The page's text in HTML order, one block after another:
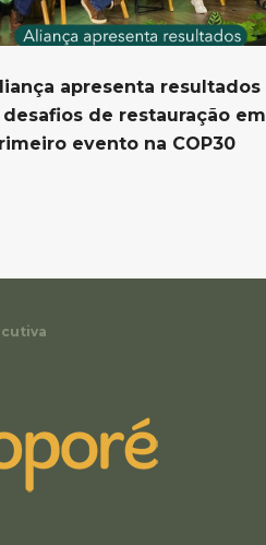
apresenta resultados
desafios de restauração em
evento na COP30